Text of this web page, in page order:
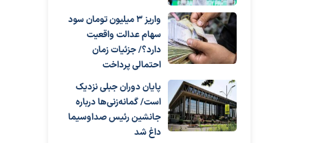
واریز ۳ میلیون تومان سود
سهام عدالت واقعیت
دارد؟/ جزئیات زمان
احتمالی پرداخت
پایان دوران جبلی نزدیک
است/ گمانه‌زنی‌ها درباره
جانشین رئیس صداوسیما
داغ شد